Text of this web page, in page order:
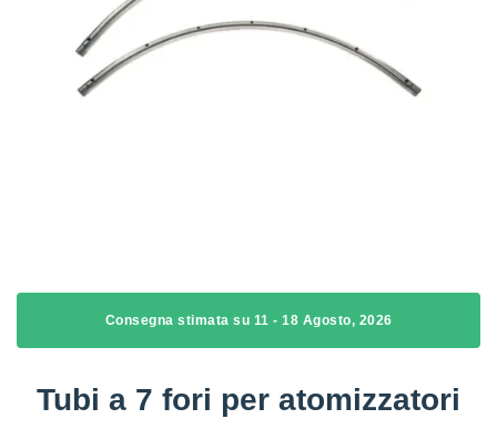
Consegna stimata su 11 - 18 Agosto, 2026
Tubi a 7 fori per atomizzatori